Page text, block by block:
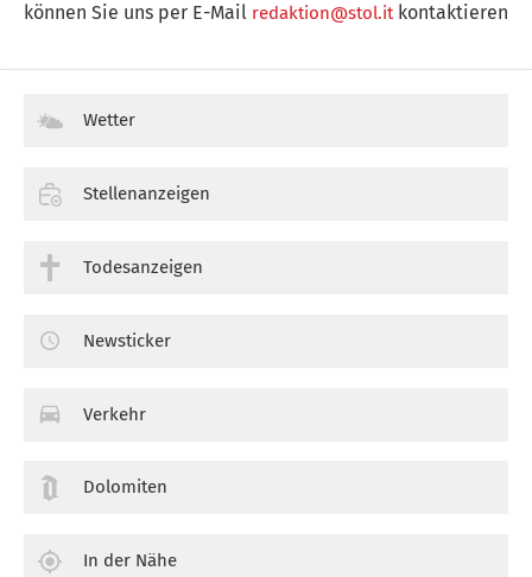
können Sie uns per E-Mail redaktion@stol.itkontaktieren
Wetter
Stellenanzeigen
Todesanzeigen
Newsticker
Verkehr
Dolomiten
In der Nähe